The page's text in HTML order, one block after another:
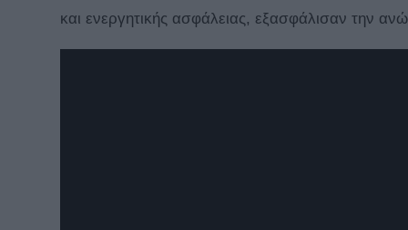
και ενεργητικής ασφάλειας, εξασφάλισαν την